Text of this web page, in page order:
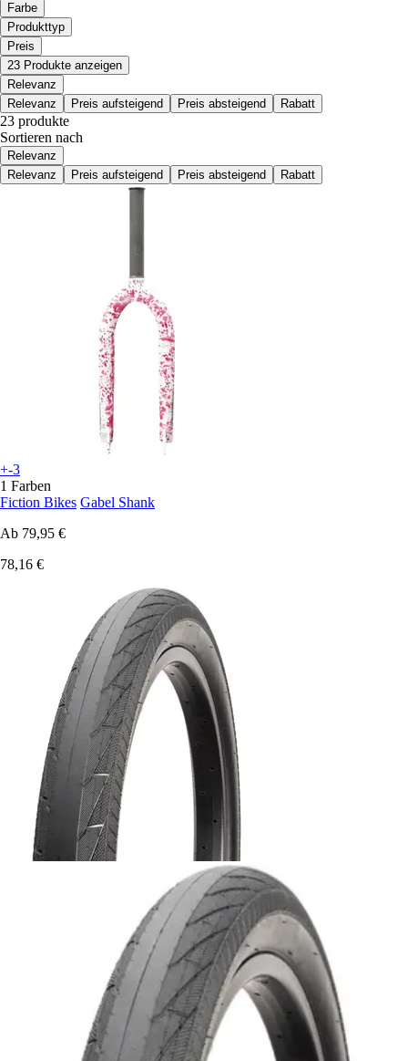
Farbe
Produkttyp
Preis
23 Produkte anzeigen
Relevanz
Relevanz
Preis aufsteigend Preis absteigend Rabatt
23 produkte
Sortieren nach
Relevanz
Relevanz
Preis aufsteigend Preis absteigend Rabatt
+-3
1 Farben
Fiction Bikes Gabel Shank
Ab 79,95 €
78,16 €